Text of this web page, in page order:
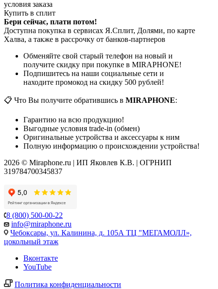
условия заказа
Купить в сплит
Бери сейчас, плати потом!
Доступна покупка в сервисах Я.Сплит, Долями, по карте
Халва, а также в рассрочку от банков-партнеров
Обменяйте свой старый телефон на новый и
получите скидку при покупке в MIRAPHONE!
Подпишитесь на наши социальные сети и
находите промокод на скидку 500 рублей!
📋 Что Вы получите обратившись в MIRAPHONE:
Гарантию на всю продукцию!
Выгодные условия trade-in (обмен)
Оригинальные устройства и аксессуары к ним
Полную информацию о происхождении устройства!
2026 © Miraphone.ru | ИП Яковлев К.В. | ОГРНИП
319784700345837
8 (800) 500-00-22
info@miraphone.ru
Чебоксары, ул. Калинина, д. 105А ТЦ "МЕГАМОЛЛ»,
цокольный этаж
Вконтакте
YouTube
Политика конфиденциальности